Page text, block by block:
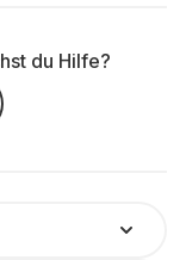
du Hilfe?